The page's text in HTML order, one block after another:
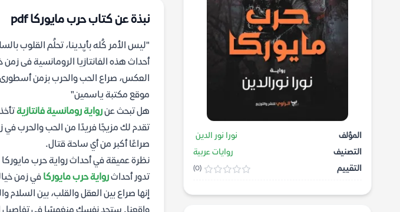
المؤلف
نورا نور الدين
التصنيف
روايات عربية
التقييم
(0)
نبذة عن كتاب حرب مايوركا pdf
"ليس الأمر كُله بأيِدينا، تحلُم القلوب
أحداث هذه الفانتازيا الرومانسية فى
العكس، صراع الحب والحرب بزمن أسطورى
موقع مكتبة ياسمين"
هل تبحث عنرواية رومانسية فانتازية
تقدم لك مزيجًا فريدًا من الحب والحرب
صراعًا أكبر من أي ساحة قتال.
نظرة عميقة في أحداث رواية حرب مايوركا
تدور أحداثرواية حرب مايوركا في زمن
إنها صراع بين العقل والقلب، بين السلام